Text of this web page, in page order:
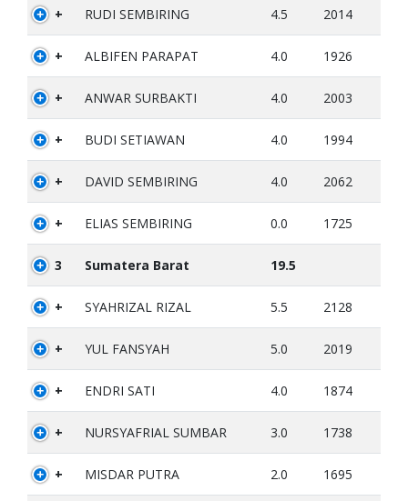
+ RUDI SEMBIRING 4.5 2014
+ ALBIFEN PARAPAT 4.0 1926
+ ANWAR SURBAKTI 4.0 2003
+ BUDI SETIAWAN 4.0 1994
+ DAVID SEMBIRING 4.0 2062
+ ELIAS SEMBIRING 0.0 1725
3 Sumatera Barat 19.5
+ SYAHRIZAL RIZAL 5.5 2128
+ YUL FANSYAH 5.0 2019
+ ENDRI SATI 4.0 1874
+ NURSYAFRIAL SUMBAR 3.0 1738
+ MISDAR PUTRA 2.0 1695